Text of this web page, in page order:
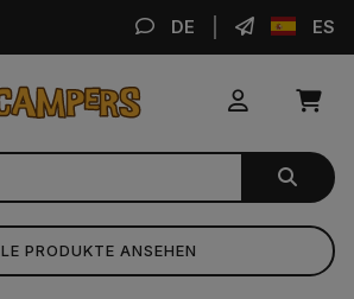
DE ES
PRODUKTE ANSEHEN